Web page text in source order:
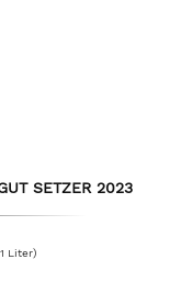
SETZER 2023
Liter)